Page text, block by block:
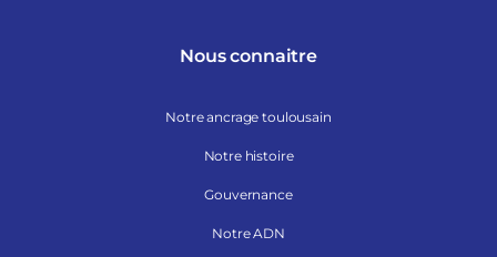
Nous connaitre
Notre ancrage toulousain
Notre histoire
Gouvernance
Notre ADN